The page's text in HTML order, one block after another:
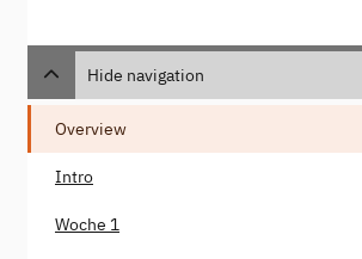
Hide navigation
Overview
Intro
Woche 1